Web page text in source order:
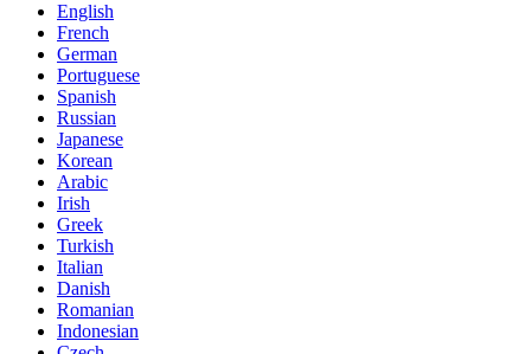
English
French
German
Portuguese
Spanish
Russian
Japanese
Korean
Arabic
Irish
Greek
Turkish
Italian
Danish
Romanian
Indonesian